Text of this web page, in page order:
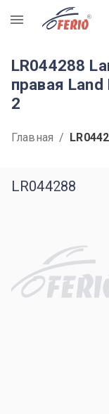
R
LR044288
правая
2
Главная /
LR044288